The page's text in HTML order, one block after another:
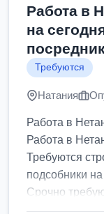
Работа в
на
Требуются
Натания
Работа в
Работа в
Требуются
подсобники
Срочно